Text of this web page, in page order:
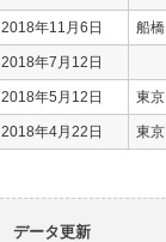
2018年11月6日 船橋
2018年7月12日
2018年5月12日 東京
2018年4月22日 東京
データ更新